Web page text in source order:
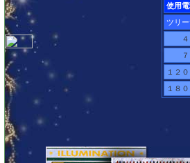
使用
ツリ
１２
１８